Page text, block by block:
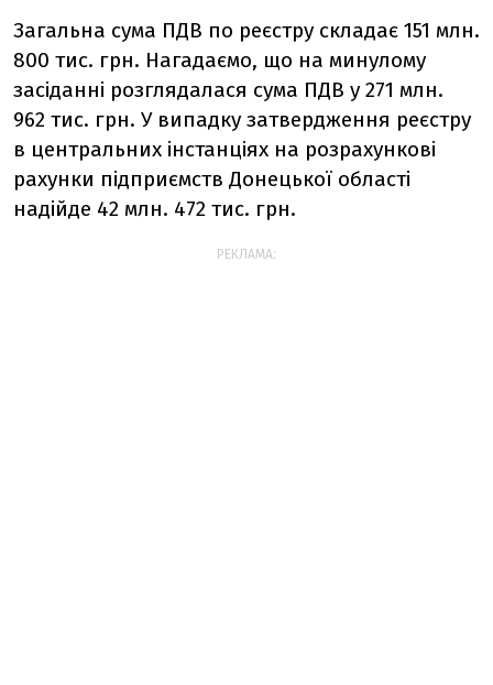
Загальна сума ПДВ по реєстру складає 151 млн.
800 тис. грн. Нагадаємо, що на минулому
засіданні розглядалася сума ПДВ у 271 млн.
962 тис. грн. У випадку затвердження реєстру
в центральних інстанціях на розрахункові
рахунки підприємств Донецької області
надійде 42 млн. 472 тис. грн.
РЕКЛАМА: